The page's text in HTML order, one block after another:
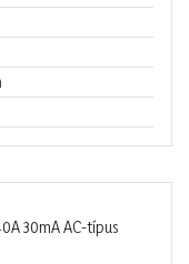
30mA AC-típus